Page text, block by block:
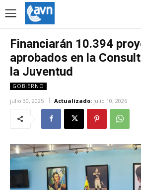
Financiarán 10.394
aprobados en la
la Juventud
GOBIERNO
julio 30, 2025 Actualizado: julio 10, 2026